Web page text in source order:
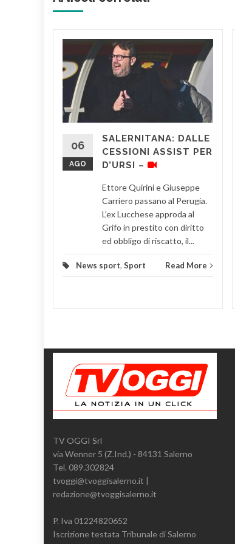
06
AGO
SALERNITANA: DALLE
CESSIONI ASSIST PER
D’URSI –
Ettore Quirini e Giuseppe
Carriero passano al Perugia.
L’ex Lucchese approda al
Grifo in prestito con diritto
ed obbligo di riscatto, il...
News sport, Sport Read More
TV OGGI Srl
via Wenner 5 (Z.Ind.) - 84131 Salerno
Tel. 089.302824
tvoggi@tvoggisalerno.it |
redazione@tvoggisalerno.it
P. Iva 01224820652
Iscrizione testata Tribunale di Salerno